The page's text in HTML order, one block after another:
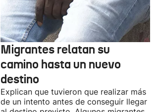
Migrantes relatan su
camino hasta un nuevo
destino
Explican que tuvieron que realizar más
de un intento antes de conseguir llegar